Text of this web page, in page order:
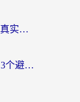
斧牛和加速喵好用吗？海外游子的真实选择困境
马来西亚留学生回国VPN怎么选？3个避坑点+1款实测好用的加速器推荐